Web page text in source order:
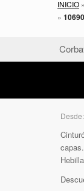
INICIO »
»
Desde: